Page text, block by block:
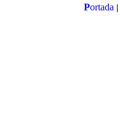
Portada|